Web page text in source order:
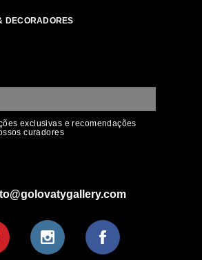
DECORADORES
exclusivas e recomendações
curadores